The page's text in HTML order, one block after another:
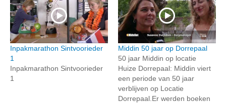
Inpakmarathon Sintvoorieder
1
Inpakmarathon Sintvoorieder
1
Middin 50 jaar op Dorrepaal
50 jaar Middin op locatie
Huize Dorrepaal: Middin viert
een periode van 50 jaar
verblijven op Locatie
Dorrepaal.Er werden boeken